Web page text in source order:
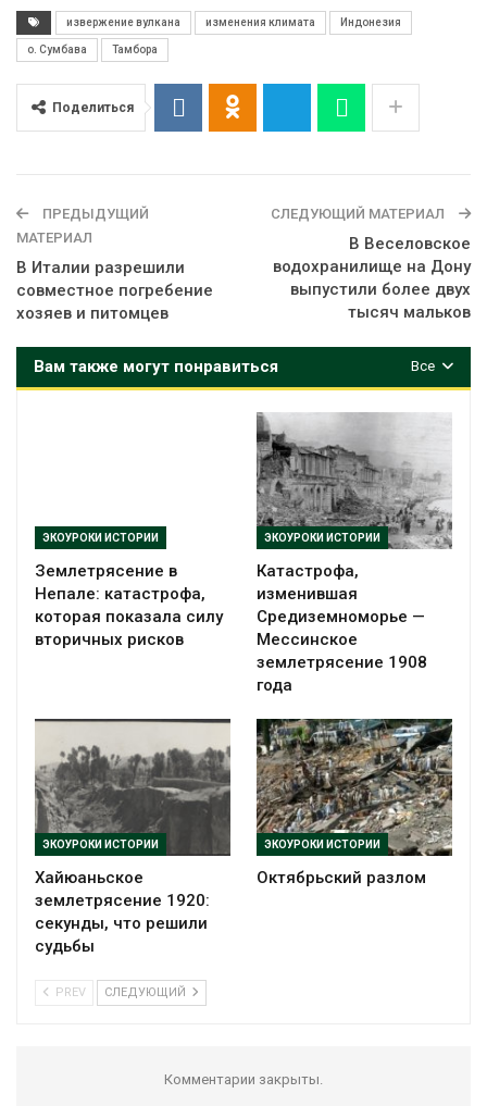
извержение вулкана изменения климата Индонезия
о. Сумбава Тамбора
Поделиться
ПРЕДЫДУЩИЙ
МАТЕРИАЛ
В Италии разрешили
совместное погребение
хозяев и питомцев
СЛЕДУЮЩИЙ МАТЕРИАЛ
В Веселовское
водохранилище на Дону
выпустили более двух
тысяч мальков
Все
Вам также могут понравиться
ЭКОУРОКИ ИСТОРИИ
Землетрясение в
Непале: катастрофа,
которая показала силу
вторичных рисков
ЭКОУРОКИ ИСТОРИИ
Катастрофа,
изменившая
Средиземноморье —
Мессинское
землетрясение 1908
года
ЭКОУРОКИ ИСТОРИИ
Хайюаньское
землетрясение 1920:
секунды, что решили
судьбы
ЭКОУРОКИ ИСТОРИИ
Октябрьский разлом
PREV СЛЕДУЮЩИЙ
Комментарии закрыты.